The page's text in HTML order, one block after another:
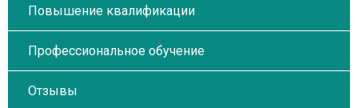
Повышение квалификации
Профессиональное обучение
Отзывы